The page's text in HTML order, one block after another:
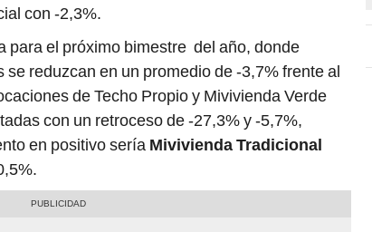
con -2,3%.
para el próximo bimestre del año, donde
reduzcan en un promedio de -3,7% frente al
de Techo Propio y Mivivienda Verde
con un retroceso de -27,3% y -5,7%,
en positivo sería Mivivienda Tradicional